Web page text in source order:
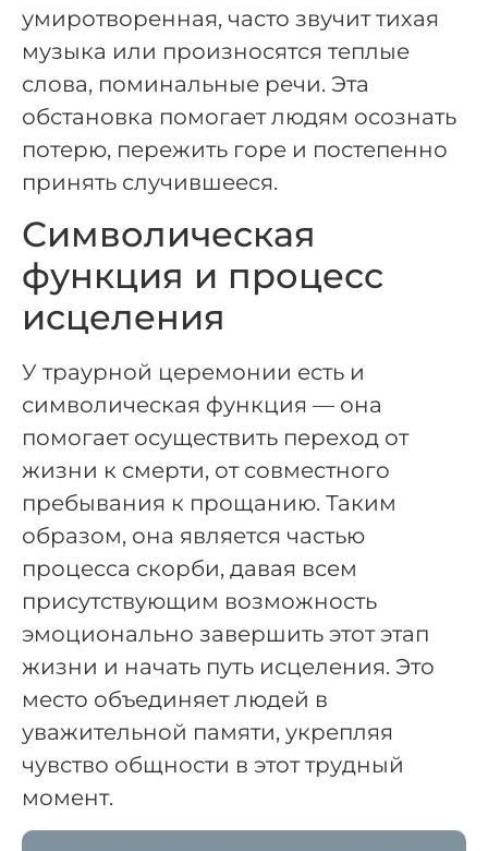
умиротворенная, часто звучит тихая
музыка или произносятся теплые
слова, поминальные речи. Эта
обстановка помогает людям осознать
потерю, пережить горе и постепенно
принять случившееся.
Символическая
функция и процесс
исцеления
У траурной церемонии есть и
символическая функция — она
помогает осуществить переход от
жизни к смерти, от совместного
пребывания к прощанию. Таким
образом, она является частью
процесса скорби, давая всем
присутствующим возможность
эмоционально завершить этот этап
жизни и начать путь исцеления. Это
место объединяет людей в
уважительной памяти, укрепляя
чувство общности в этот трудный
момент.